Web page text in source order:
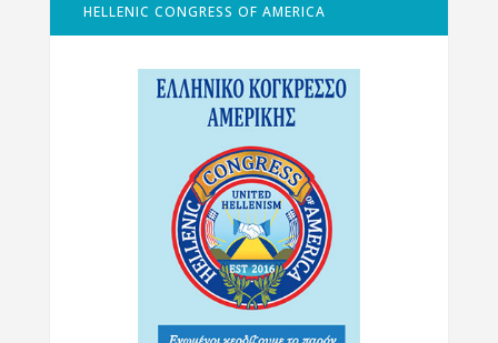
HELLENIC CONGRESS OF AMERICA